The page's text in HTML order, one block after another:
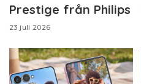
Prestige från Philips
23 juli 2026